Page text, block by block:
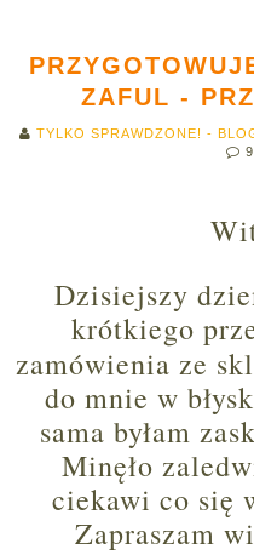
ZAFUL -
TYLKO SPRAWDZONE! -
9
Dzisiejszy
krótkiego
zamówienia ze
do mnie w
sama byłam
Minęło
ciekawi co się
Zapraszam